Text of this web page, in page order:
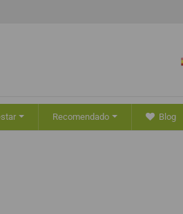
Recomendado Blog